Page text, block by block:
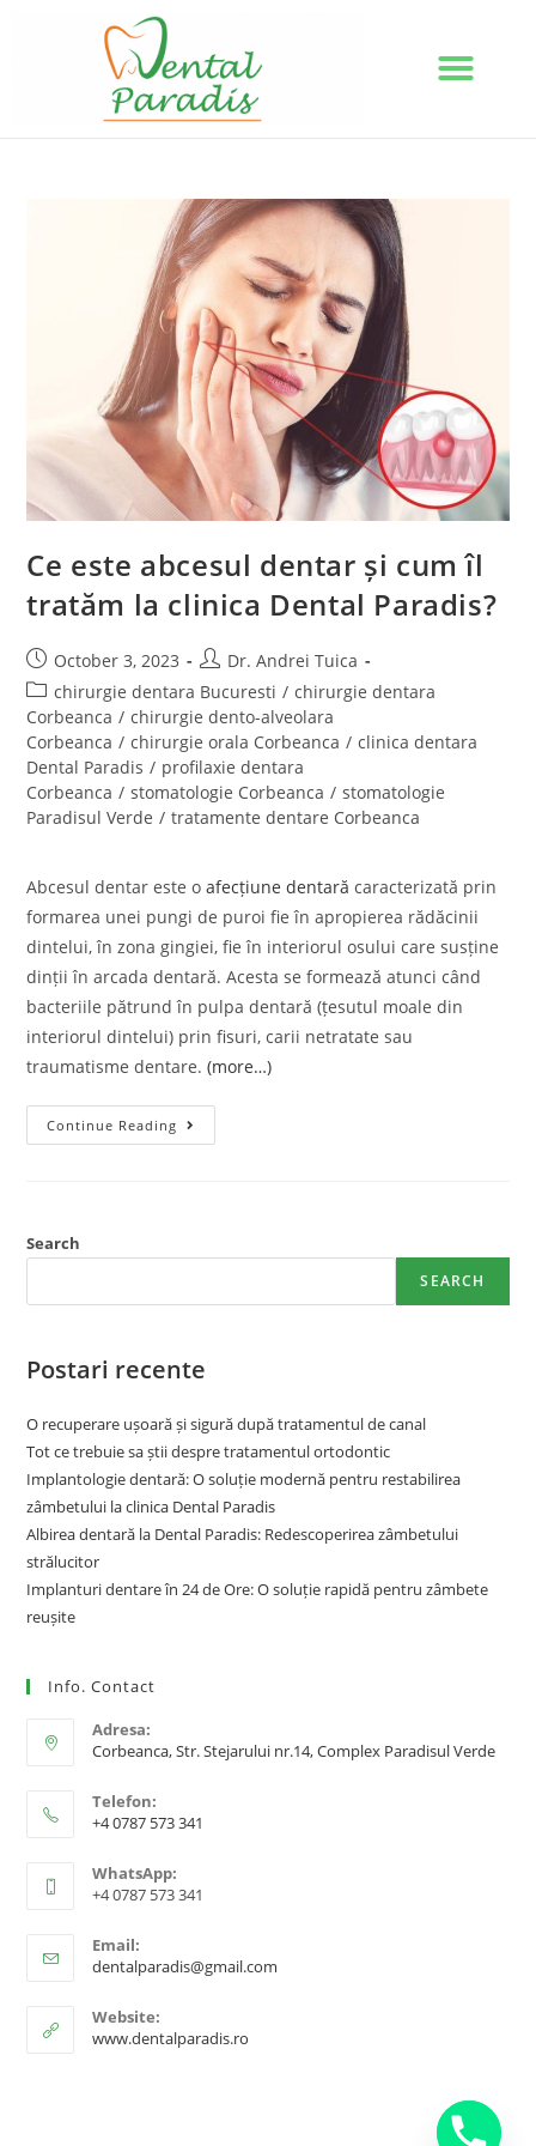
Ce este abcesul dentar și cum îl
tratăm la clinica Dental Paradis?
October 3, 2023
Dr. Andrei Tuica
chirurgie dentara Bucuresti / chirurgie dentara
Corbeanca / chirurgie dento-alveolara
Corbeanca / chirurgie orala Corbeanca / clinica dentara
Dental Paradis / profilaxie dentara
Corbeanca / stomatologie Corbeanca / stomatologie
Paradisul Verde / tratamente dentare Corbeanca
Abcesul dentar este oafecțiune dentară caracterizată prin
formarea unei pungi de puroi fie în apropierea rădăcinii
dintelui, în zona gingiei, fie în interiorul osului care susține
dinții în arcada dentară. Acesta se formează atunci când
bacteriile pătrund în pulpa dentară (țesutul moale din
interiorul dintelui) prin fisuri, carii netratate sau
traumatisme dentare.(more…)
Continue Reading
Search
SEARCH
Postari recente
O recuperare ușoară și sigură după tratamentul de canal
Tot ce trebuie sa știi despre tratamentul ortodontic
Implantologie dentară: O soluție modernă pentru restabilirea
zâmbetului la clinica Dental Paradis
Albirea dentară la Dental Paradis: Redescoperirea zâmbetului
strălucitor
Implanturi dentare în 24 de Ore: O soluție rapidă pentru zâmbete
reușite
Info. Contact
Adresa:
Corbeanca, Str. Stejarului nr.14, Complex Paradisul Verde
Telefon:
+4 0787 573 341
WhatsApp:
+4 0787 573 341
Email:
dentalparadis@gmail.com
Website:
www.dentalparadis.ro